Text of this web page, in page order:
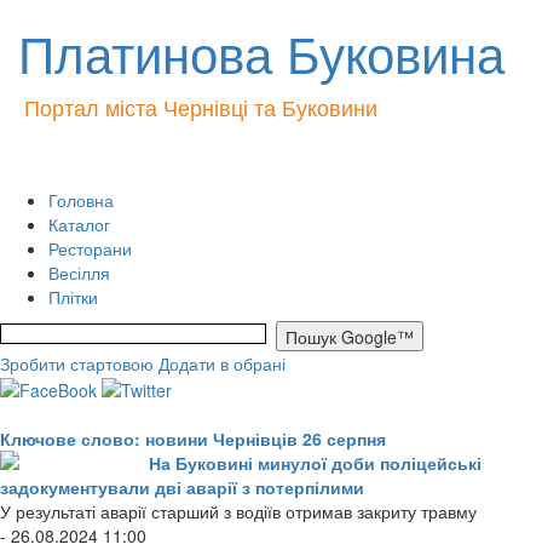
Платинова Буковина
Портал міста Чернівці та Буковини
Головна
Каталог
Ресторани
Весілля
Плітки
Зробити стартовою Додати в обрані
Ключове слово: новини Чернівців 26 серпня
На Буковині минулої доби поліцейські
задокументували дві аварії з потерпілими
У результаті аварії старший з водіїв отримав закриту травму
- 26.08.2024 11:00